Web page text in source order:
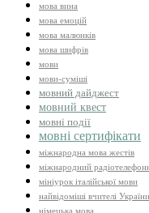
мова вина
мова емоцій
мова малюнків
мова шифрів
мови
мови-суміші
мовний дайджест
мовний квест
мовні події
мовні сертифікати
міжнародна мова жестів
міжнародний
мініурок італійської мови
найвідоміші вчителі
німецька мова